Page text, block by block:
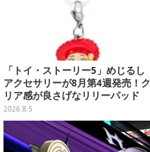
「トイ・ストーリー5」めじるし
アクセサリーが8月第4週発売！ク
リア感が良さげなリリーパッド
や、ジェシーなど全5種ラインナ
ップ
2026.8.5